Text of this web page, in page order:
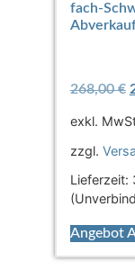
fach-
268,00€
exkl.
zzgl.
Lieferzeit:
Angebot